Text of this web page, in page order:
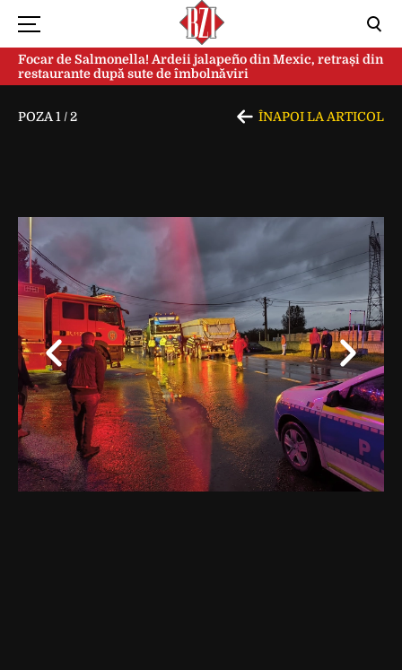
Focar de Salmonella! Ardeii jalapeño din Mexic, retrași din
restaurante după sute de îmbolnăviri
POZA 1 /2 ÎNAPOI LA ARTICOL